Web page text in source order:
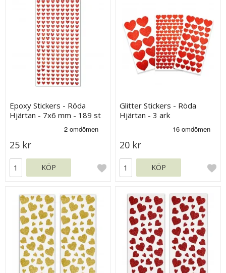
Epoxy Stickers - Röda
Hjärtan - 7x6 mm - 189 st
25 kr
KÖP
Glitter Stickers - Röda
Hjärtan - 3 ark
20 kr
KÖP